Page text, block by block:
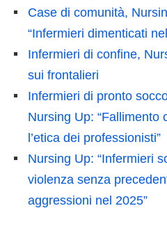
Case di comunità,
“Infermieri dimenticati
Infermieri di confine,
sui frontalieri
Infermieri di pronto
Nursing Up: “Fallimento
l’etica dei professionisti”
Nursing Up: “Infermieri
violenza senza
aggressioni nel 2025”